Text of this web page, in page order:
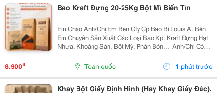
Bao Kraft Đựng 20-25Kg Bột Mì Biến Tín
Em Chào Anh/Chị Em Bên Cty Cp Bao Bì Louis Ạ. Bên
Em Chuyên Sản Xuất Các Loại Bao Kp, Kraft Đựng Hạt
Nhựa, Khoáng Sản, Bột Mỳ, Phân Bón,... Anh/Chị Có
Nhu Cầu Sử Dụng Bao Bì, Liên Hệ Em Nhé. Em Báo Giá
Tại Xưởng Ạ. Sđt/Zalo: 0354 000 197 Hoặc Email:...
8.900₫ Toàn quốc 1 phút trước
Khay Bột Giấy Định Hình (Hay Khay Giấy Đúc).